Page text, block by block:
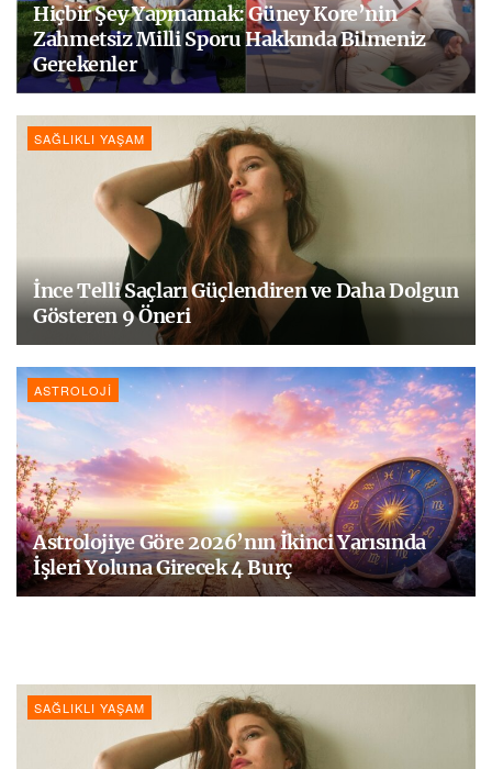
Hiçbir Şey Yapmamak: Güney Kore’nin
Zahmetsiz Milli Sporu Hakkında Bilmeniz
Gerekenler
SAĞLIKLI YAŞAM
İnce Telli Saçları Güçlendiren ve Daha Dolgun
Gösteren 9 Öneri
ASTROLOJI
Astrolojiye Göre 2026’nın İkinci Yarısında
İşleri Yoluna Girecek 4 Burç
SAĞLIKLI YAŞAM